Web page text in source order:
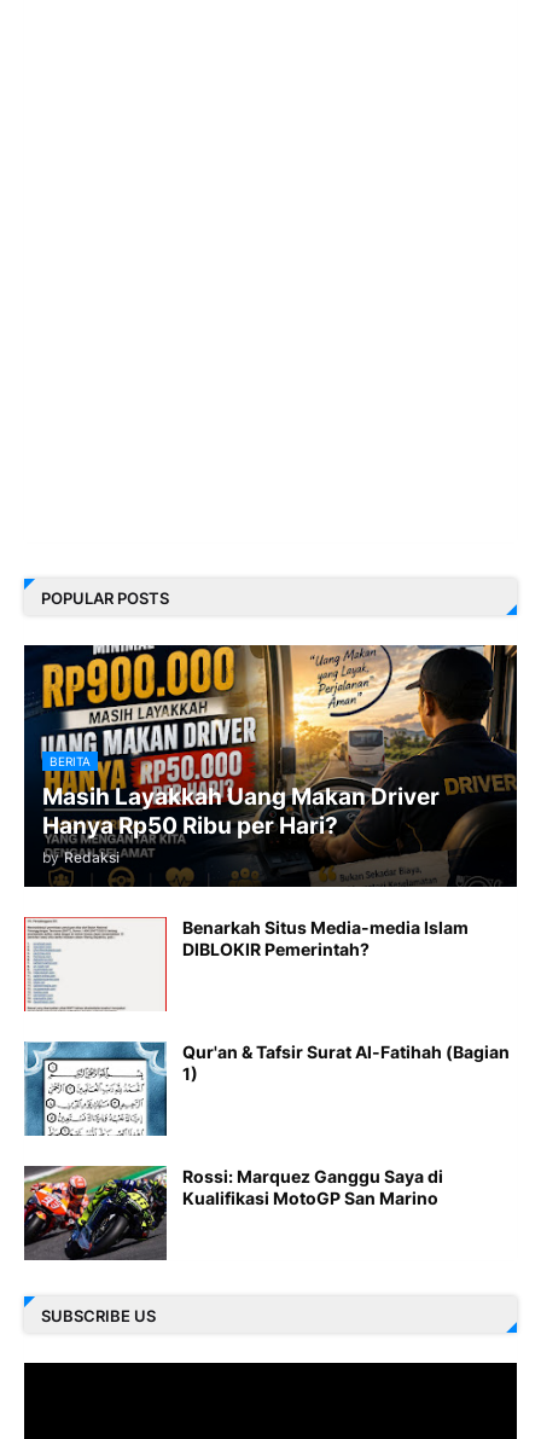
POPULAR POSTS
BERITA
Masih Layakkah Uang Makan Driver
Hanya Rp50 Ribu per Hari?
by Redaksi
Benarkah Situs Media-media Islam
DIBLOKIR Pemerintah?
Qur'an & Tafsir Surat Al-Fatihah (Bagian
1)
Rossi: Marquez Ganggu Saya di
Kualifikasi MotoGP San Marino
SUBSCRIBE US